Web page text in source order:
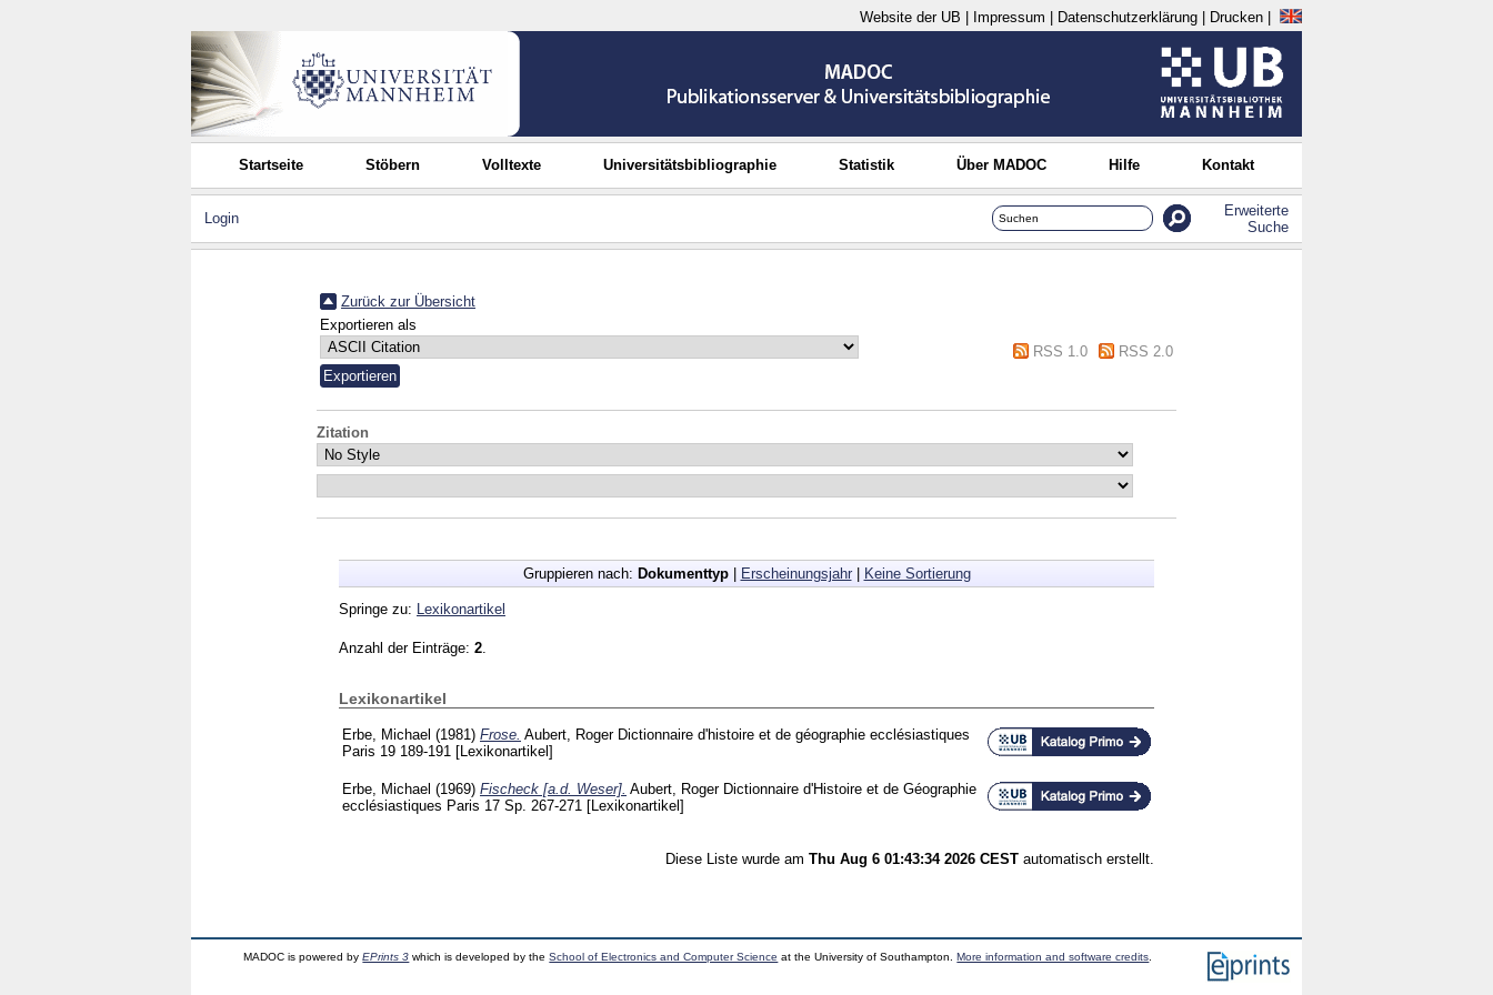
Website der UB Impressum Datenschutzerklärung Drucken
Startseite Stöbern Volltexte Universitätsbibliographie Statistik Über MADOC Hilfe Kontakt
Login
Erweiterte
Suche
Zurück zur Übersicht
Exportieren als
RSS 1.0
RSS 2.0
Zitation
Gruppieren nach: Dokumenttyp| Erscheinungsjahr| Keine Sortierung
Springe zu: Lexikonartikel
Anzahl der Einträge: 2
Lexikonartikel
Erbe, Michael (1981) Frose. Aubert, RogerDictionnaire d'histoire et de géographie ecclésiastiques
Paris 19 189-191 [Lexikonartikel]
Erbe, Michael (1969) Fischeck [a.d. Weser]. Aubert, RogerDictionnaire d'Histoire et de Géographie
ecclésiastiques Paris 17 Sp. 267-271 [Lexikonartikel]
Diese Liste wurde am Thu Aug 6 01:43:34 2026 CEST automatisch erstellt.
MADOC is powered byEPrints 3 which is developed by theSchool of Electronics and Computer Science at the University of Southampton.More information and software credits